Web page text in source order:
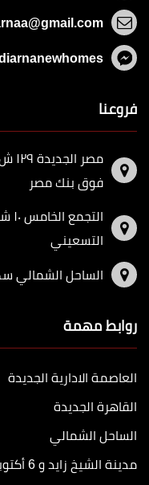
فروعنا
فوق بنك مصر
التسعيني
الساحل الشمالي
روابط مهمة
العاصمة الادارية الجديدة
القاهرة الجديدة
الساحل الشمالي
مدينة الشيخ زايد و 6 أكتوبر